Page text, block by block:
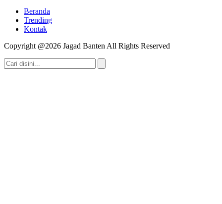
Beranda
Trending
Kontak
Copyright @2026 Jagad Banten All Rights Reserved